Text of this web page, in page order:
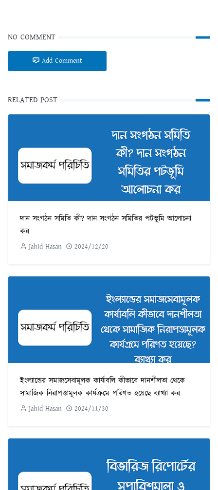
NO COMMENT
Add Comment
RELATED POST
দান সংগঠন সমিতি কী? দান সংগঠন সমিতির পটভূমি আলোচনা
কর
Jahid Hasan 2024/12/20
ইংল্যান্ডের সমাজসেবামূলক কার্যাবলি কীভাবে দানশীলতা থেকে
সামাজিক নিরাপত্তামূলক কার্যক্রমে পরিণত হয়েছে ব্যাখ্যা কর
Jahid Hasan 2024/11/30